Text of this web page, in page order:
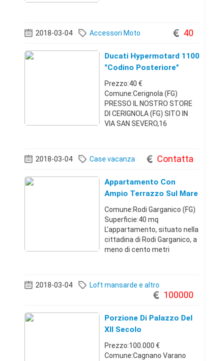
mezzo di comando
oleodinamico per favori
2018-03-04 Accessori Moto 40
Ducati Hypermotard 1100
"codino Posteriore"
Prezzo:40 €
Comune:Cerignola (FG)
PRESSO IL NOSTRO STORE
DI CERIGNOLA (FG) SITO IN
VIA SAN SEVERO,16
POSTERIORE " PARI NUOVO
COME SI EVINCE DALLA FOTO.
VENGONO CALCOLATE IN
BASE ALLA DES
2018-03-04 Case vacanza Contatta
Appartamento Con
Ampio Terrazzo Sul Mare
Comune:Rodi Garganico (FG)
Superficie:40 mq
L'appartamento, situato nella
cittadina di Rodi Garganico, a
meno di cento metri
con due lettini, una cucina
abitabile con un
2018-03-04 Loft mansarde e altro
100000
Porzione Di Palazzo Del
XII Secolo
Prezzo:100.000 €
Comune:Cagnano Varano